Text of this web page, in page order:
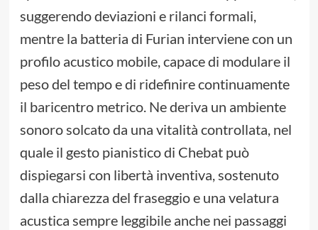
suggerendo deviazioni e rilanci formali,
mentre la batteria di Furian interviene con un
profilo acustico mobile, capace di modulare il
peso del tempo e di ridefinire continuamente
il baricentro metrico. Ne deriva un ambiente
sonoro solcato da una vitalità controllata, nel
quale il gesto pianistico di Chebat può
dispiegarsi con libertà inventiva, sostenuto
dalla chiarezza del fraseggio e una velatura
acustica sempre leggibile anche nei passaggi